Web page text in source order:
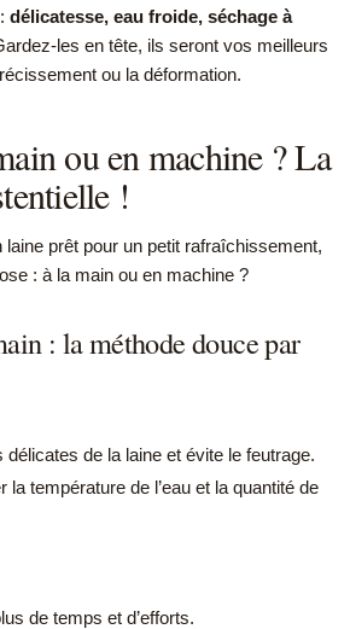
délicatesse, eau froide, séchage à
les en tête, ils seront vos meilleurs
ou la déformation.
ou en machine ? La
!
laine prêt pour un petit rafraîchissement,
: à la main ou en machine ?
: la méthode douce par
de la laine et évite le feutrage.
la température de l’eau et la quantité de
de temps et d’efforts.